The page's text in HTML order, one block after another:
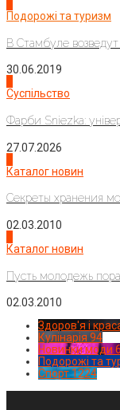
Подорожі та туризм
В Стамбуле
30.06.2019
Суспільство
Фарби Sniezka:
27.07.2026
Каталог новин
Секреты хранения
02.03.2010
Каталог новин
Пусть молодежь
02.03.2010
Здоров'я і
Кулінарія 94
Новинки моди
Подорожі та
Спорт1224